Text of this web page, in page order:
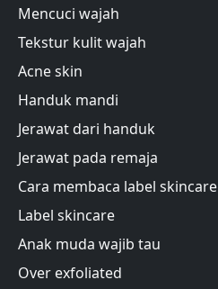
Mencuci wajah
Tekstur kulit wajah
Acne skin
Handuk mandi
Jerawat dari handuk
Jerawat pada remaja
Cara membaca label skincare
Label skincare
Anak muda wajib tau
Over exfoliated